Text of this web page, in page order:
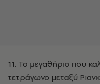
11. Το μεγαθήριο που
τετράγωνο μεταξύ